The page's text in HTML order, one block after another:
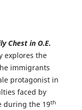
Chest in O.E.
explores the
immigrants
protagonist in
faced by
during the 19th